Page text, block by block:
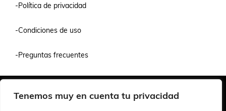
Tenemos muy en cuenta tu privacidad
-Política de privacidad
-Condiciones de uso
-Preguntas frecuentes
© 2026 Cuchillalia.com